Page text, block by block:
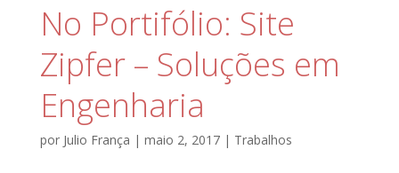
No Portifólio: Site
Zipfer – Soluções em
Engenharia
por Julio França | maio 2, 2017| Trabalhos